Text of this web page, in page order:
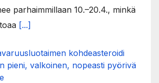
parhaimmillaan 10.–20.4., minkä
[...]
kohdeasteroidi
pieni, valkoinen, nopeasti pyörivä